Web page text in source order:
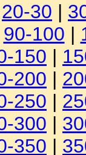
20-30 |
90-100 |
150 |
200 |
250 |
300 |
350 |